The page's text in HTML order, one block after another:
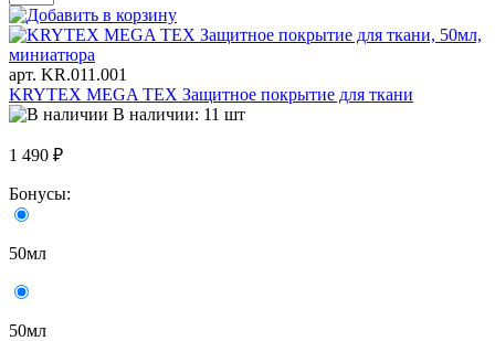
арт. KR.011.001
KRYTEX MEGA TEX Защитное покрытие для ткани
В наличии: 11 шт
1 490 ₽
Бонусы:
50мл
50мл